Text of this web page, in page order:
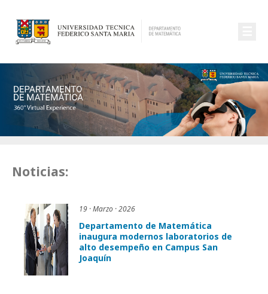
Noticias:
19 · Marzo · 2026
Departamento de Matemática
inaugura modernos laboratorios de
alto desempeño en Campus San
Joaquín